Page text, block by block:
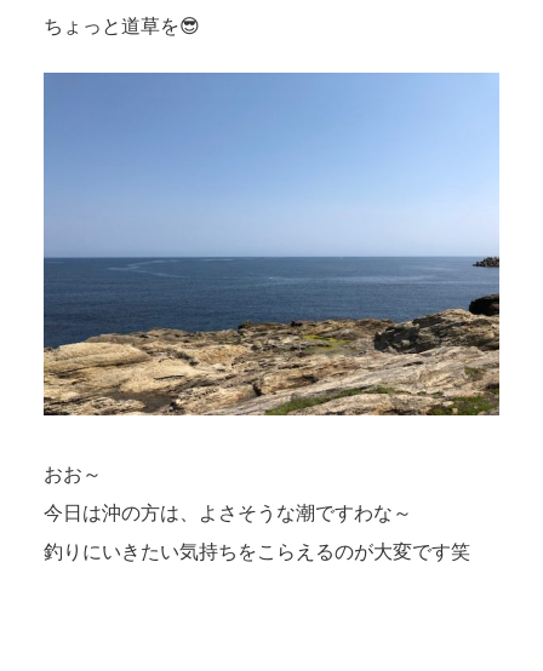
ちょっと道草を😎
おお～
今日は沖の方は、よさそうな潮ですわな～
釣りにいきたい気持ちをこらえるのが大変です笑